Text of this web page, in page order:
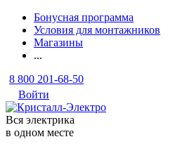
Бонусная программа
Условия для монтажников
Магазины
...
8 800 201-68-50
Войти
Вся электрика
в одном месте